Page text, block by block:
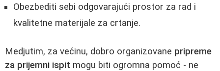
Obezbediti sebi odgovarajući prostor za rad i
kvalitetne materijale za crtanje.
Medjutim, za većinu, dobro organizovane pripreme
za prijemni ispit mogu biti ogromna pomoć - ne